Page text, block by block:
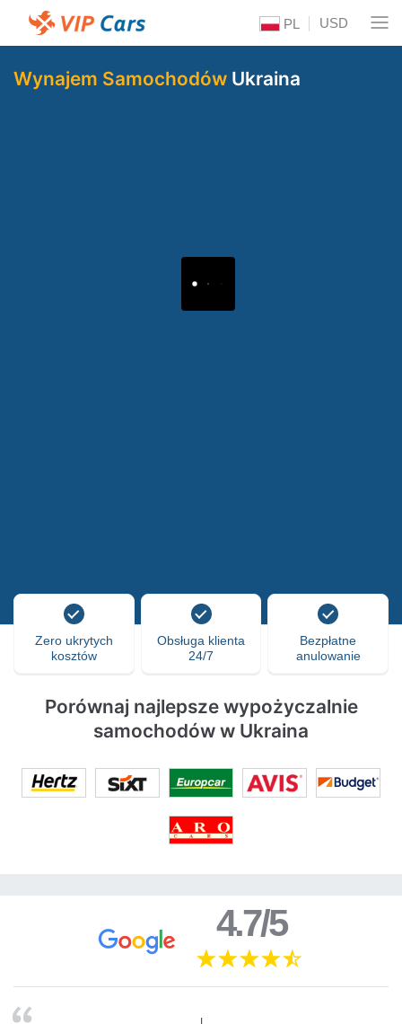
PL USD
Wynajem Samochodów Ukraina
Zero ukrytych
kosztów
Obsługa klienta
24/7
Bezpłatne
anulowanie
Porównaj najlepsze wypożyczalnie
samochodów w Ukraina
4.7/5